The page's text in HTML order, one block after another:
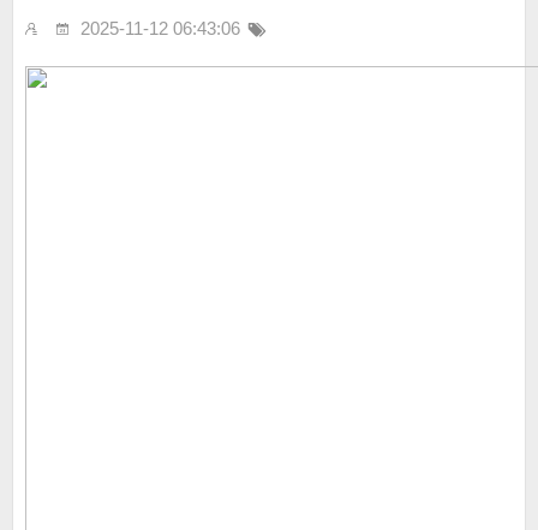
2025-11-12 06:43:06